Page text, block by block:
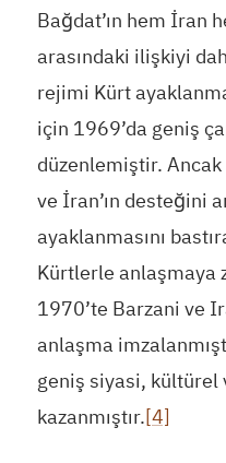
Bağdat’ın hem İran
arasındaki ilişkiyi
rejimi Kürt
için 1969’da geniş
düzenlemiştir.
ve İran’ın desteğini
ayaklanmasını
Kürtlerle anlaşmaya
1970’te Barzani ve
anlaşma
geniş siyasi, kültürel
kazanmıştır.[4]